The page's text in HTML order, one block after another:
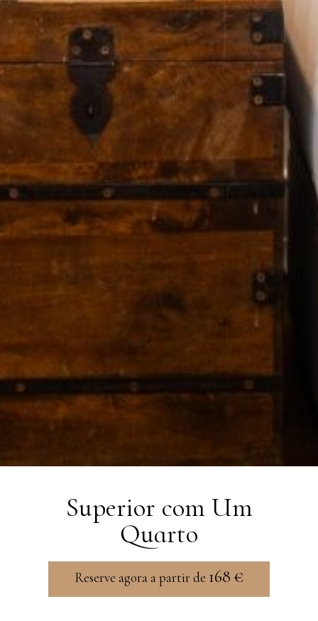
Superior com Um
Quarto
Reserve agora a partir de 168 €